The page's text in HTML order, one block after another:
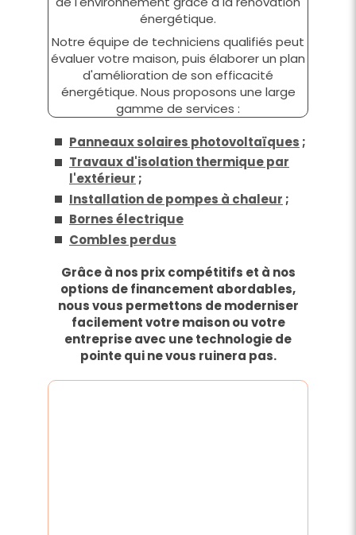
énergétique.
Notre équipe de techniciens qualifiés peut
évaluer votre maison, puis élaborer un plan
d'amélioration de son efficacité
énergétique. Nous proposons une large
gamme de services :
Panneaux solaires photovoltaïques ;
Travaux d'isolation thermique par
l'extérieur ;
Installation de pompes à chaleur ;
Bornes électrique
Combles perdus
Grâce à nos prix compétitifs et à nos
options de financement abordables,
nous vous permettons de moderniser
facilement votre maison ou votre
entreprise avec une technologie de
pointe qui ne vous ruinera pas.